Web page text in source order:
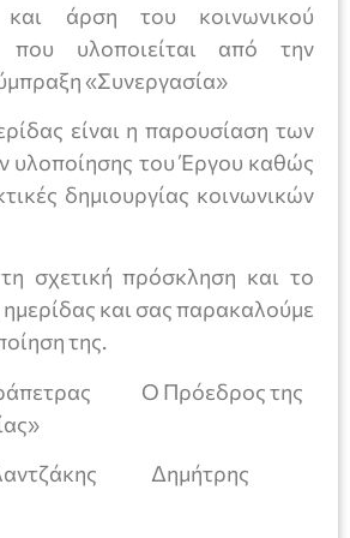
και άρση του κοινωνικού
που υλοποιείται από την
«Συνεργασία»
είναι η παρουσίαση των
υλοποίησης του Έργου καθώς
δημιουργίας κοινωνικών
σχετική πρόσκληση και το
και σας παρακαλούμε
της.
Ο Πρόεδρος της
Δημήτρης